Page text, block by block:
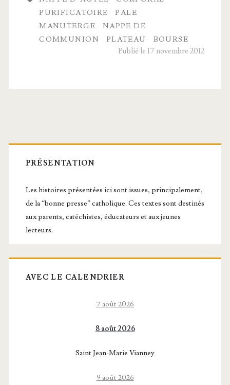
sacrés
PURIFICATOIRE
PALE
MANUTERGE
NAPPE DE
COMMUNION
PLATEAU
BOURSE
Publié le 17 novembre 2012
Barre
latérale
principale
PRÉSENTATION
Les histoires présentées ici sont issues, principalement,
de la “bonne presse” catholique. Ces textes sont destinés
aux parents, catéchistes, éducateurs et aux jeunes
lecteurs.
AVEC LE CALENDRIER
7 août 2026
8 août 2026
Saint Jean-Marie Vianney
9 août 2026